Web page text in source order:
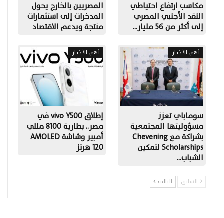
مكاسب ارتفاع احتياطي
النقد الأجنبي المصري
إلى أكثر من 56 مليار…
المصريين بالخارج يحول
المدخرات إلى استثمارات
منتجة ويدعم الاقتصاد
أهم الأخبار
سوماباي تعزز
مسؤوليتها المجتمعية
بشراكة مع Chevening
Scholarships لتمكين
الشباب…
أهم الأخبار
إطلاق vivo Y500 في
مصر.. بطارية 8100 مللي
أمبير وشاشة AMOLED
120 هرتز
السابق التالي